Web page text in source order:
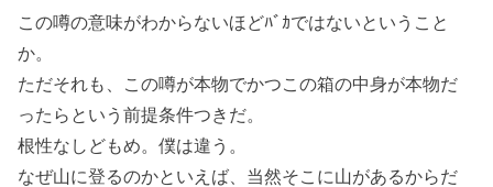
この噂の意味がわからないほどﾊﾞｶではないということ
か。
ただそれも、この噂が本物でかつこの箱の中身が本物だ
ったらという前提条件つきだ。
根性なしどもめ。僕は違う。
なぜ山に登るのかといえば、当然そこに山があるからだ